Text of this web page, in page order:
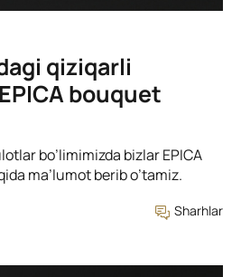
qiziqarli
bouquet
bo’limimizda bizlar EPICA
ma’lumot berib o’tamiz.
Sharhlar